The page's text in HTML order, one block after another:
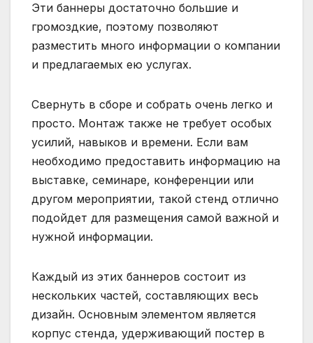
Эти баннеры достаточно большие и
громоздкие, поэтому позволяют
разместить много информации о компании
и предлагаемых ею услугах.
Свернуть в сборе и собрать очень легко и
просто. Монтаж также не требует особых
усилий, навыков и времени. Если вам
необходимо предоставить информацию на
выставке, семинаре, конференции или
другом мероприятии, такой стенд отлично
подойдет для размещения самой важной и
нужной информации.
Каждый из этих баннеров состоит из
нескольких частей, составляющих весь
дизайн. Основным элементом является
корпус стенда, удерживающий постер в